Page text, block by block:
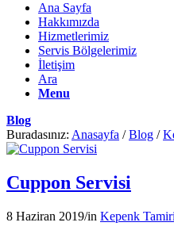
Ana Sayfa
Hakkımızda
Hizmetlerimiz
Servis Bölgelerimiz
İletişim
Ara
Menu
Blog
Buradasınız: Anasayfa / Blog /
Cuppon Servisi
8 Haziran 2019/in Kepenk